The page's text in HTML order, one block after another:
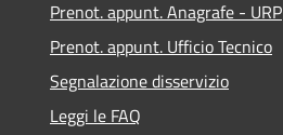
Prenot. appunt. Anagrafe - URP
Prenot. appunt. Ufficio Tecnico
Segnalazione disservizio
Leggi le FAQ